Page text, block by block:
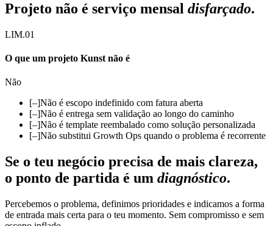
Projeto não é serviço mensal disfarçado.
LIM.01
O que um projeto Kunst não é
Não
[–]Não é escopo indefinido com fatura aberta
[–]Não é entrega sem validação ao longo do caminho
[–]Não é template reembalado como solução personalizada
[–]Não substitui Growth Ops quando o problema é recorrente
Se o teu negócio precisa de mais clareza,
o ponto de partida é um diagnóstico.
Percebemos o problema, definimos prioridades e indicamos a forma
de entrada mais certa para o teu momento. Sem compromisso e sem